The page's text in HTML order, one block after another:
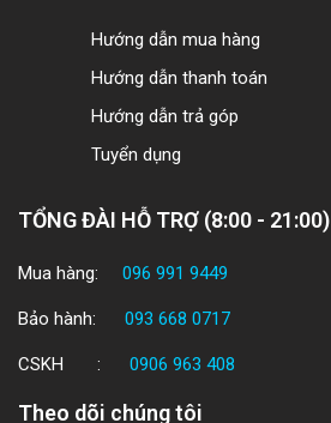
Hướng dẫn mua hàng
Hướng dẫn thanh toán
Hướng dẫn trả góp
Tuyển dụng
TỔNG ĐÀI HỖ TRỢ (8:00 - 21:00)
Mua hàng: 096 991 9449
Bảo hành: 093 668 0717
CSKH : 0906 963 408
Theo dõi chúng tôi